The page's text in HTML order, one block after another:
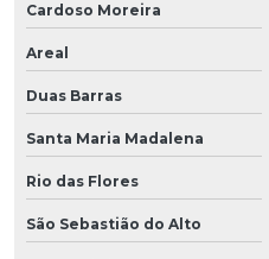
Cardoso Moreira
Areal
Duas Barras
Santa Maria Madalena
Rio das Flores
São Sebastião do Alto